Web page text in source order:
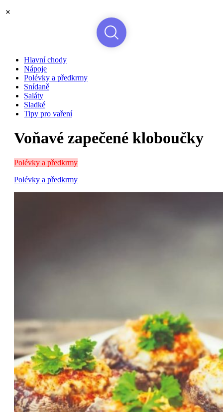
Hlavní chody
Nápoje
Polévky a předkrmy
Snídaně
Saláty
Sladké
Tipy pro vaření
Voňavé zapečené kloboučky
Polévky a předkrmy
Polévky a předkrmy